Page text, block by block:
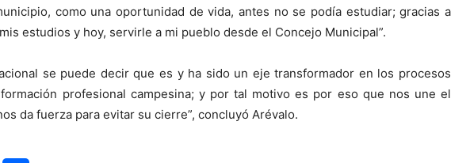
como una oportunidad de vida, antes no se podía estudiar; gracias a
estudios y hoy, servirle a mi pueblo desde el Concejo Municipal”.
se puede decir que es y ha sido un eje transformador en los procesos
profesional campesina; y por tal motivo es por eso que nos une el
da fuerza para evitar su cierre”, concluyó Arévalo.